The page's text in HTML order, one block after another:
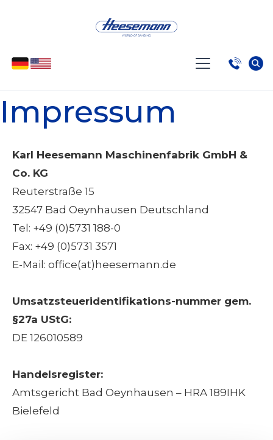
Impressum
Karl Heesemann Maschinenfabrik GmbH &
Co. KG
Reuterstraße 15
32547 Bad Oeynhausen Deutschland
Tel: +49 (0)5731 188-0
Fax: +49 (0)5731 3571
E-Mail: office(at)heesemann.de
Umsatzsteueridentifikations-nummer gem.
§27a UStG:
DE 126010589
Handelsregister:
Amtsgericht Bad Oeynhausen – HRA 189IHK
Bielefeld